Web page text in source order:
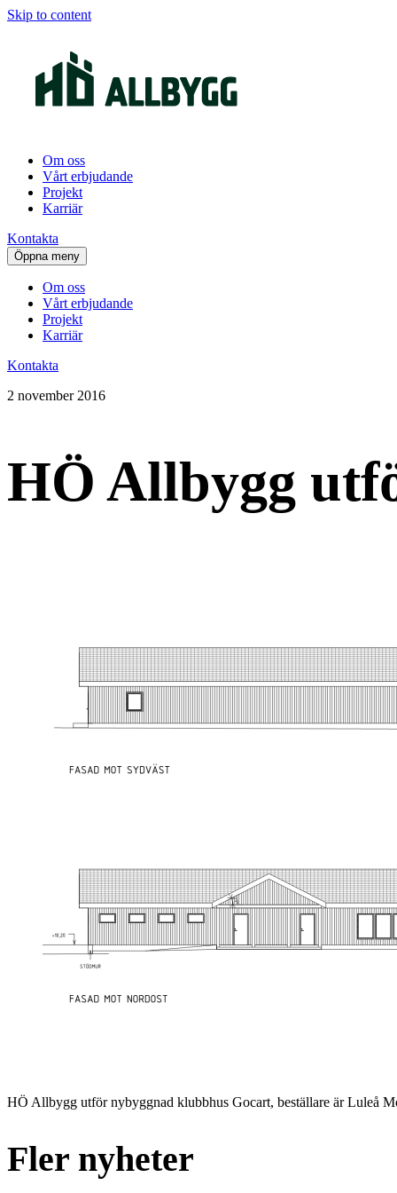
Skip to content
Om oss
Vårt erbjudande
Projekt
Karriär
Kontakta
Öppna meny
Om oss
Vårt erbjudande
Projekt
Karriär
Kontakta
2 november 2016
HÖ Allbygg
HÖ Allbygg utför nybyggnad klubbhus Gocart, beställare är Luleå
Fler nyheter